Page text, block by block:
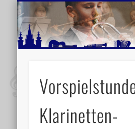
MUSIKSCHULE
AKTUELLESCHULE
VIDEOS
WEITERE
Klarinetten-